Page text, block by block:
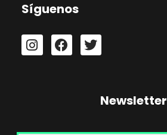
Síguenos
Newsletter